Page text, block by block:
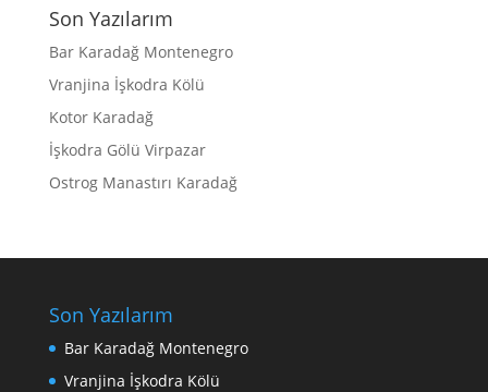
Son Yazılarım
Bar Karadağ Montenegro
Vranjina İşkodra Kölü
Kotor Karadağ
İşkodra Gölü Virpazar
Ostrog Manastırı Karadağ
Son Yazılarım
Bar Karadağ Montenegro
Vranjina İşkodra Kölü